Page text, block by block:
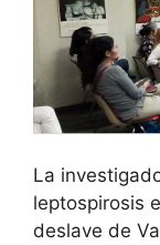
La
leptospirosis
deslave de